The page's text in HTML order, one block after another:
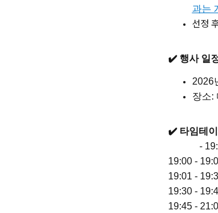
과는
선정
✔️ 행사 일
2026
장소:
✔️ 타임테
- 19:00
19:00 -
19:01 -
19:30 -
19:45 -